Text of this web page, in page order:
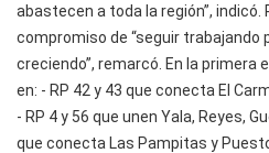
abastecen a toda la región”, indicó.
compromiso de “seguir trabajando
creciendo”, remarcó. En la
en: - RP 42 y 43 que conecta El
- RP 4 y 56 que unen Yala, Reyes,
que conecta Las Pampitas y